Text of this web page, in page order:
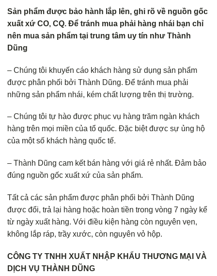
Sản phẩm được bảo hành lắp lên, ghi rõ về nguồn gốc
xuất xứ CO, CQ. Để tránh mua phải hàng nhái bạn chỉ
nên mua sản phẩm tại trung tâm uy tín như Thành
Dũng
– Chúng tôi khuyến cáo khách hàng sử dụng sản phẩm
được phân phối bởi Thành Dũng. Để tránh mua phải
những sản phẩm nhái, kém chất lượng trên thị trường.
– Chúng tôi tự hào được phục vụ hàng trăm ngàn khách
hàng trên mọi miền của tổ quốc. Đặc biệt được sự ủng hộ
của một số khách hàng quốc tế.
– Thành Dũng cam kết bán hàng với giá rẻ nhất. Đảm bảo
đúng nguồn gốc xuất xứ của sản phẩm.
Tất cả các sản phẩm được phân phối bởi Thành Dũng
được đổi, trả lại hàng hoặc hoàn tiền trong vòng 7 ngày kể
từ ngày xuất hàng. Với điều kiện hàng còn nguyên vẹn,
không lắp ráp, trầy xước, còn nguyên vỏ hộp.
CÔNG TY TNHH XUẤT NHẬP KHẨU THƯƠNG MẠI VÀ
DỊCH VỤ THÀNH DŨNG